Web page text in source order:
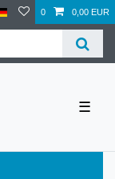
0 0,00 EUR
☰